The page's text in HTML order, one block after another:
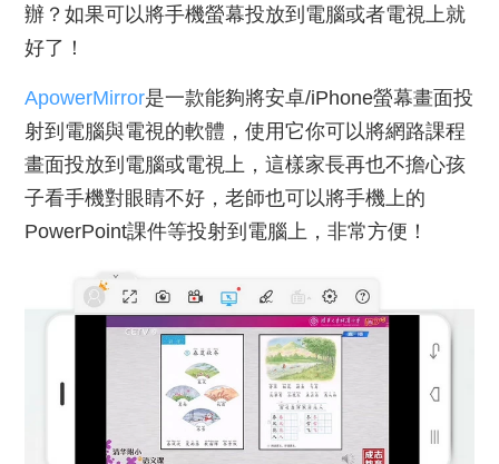
辦？如果可以將手機螢幕投放到電腦或者電視上就
好了！
ApowerMirror是一款能夠將安卓/iPhone螢幕畫面投
射到電腦與電視的軟體，使用它你可以將網路課程
畫面投放到電腦或電視上，這樣家長再也不擔心孩
子看手機對眼睛不好，老師也可以將手機上的
PowerPoint課件等投射到電腦上，非常方便！